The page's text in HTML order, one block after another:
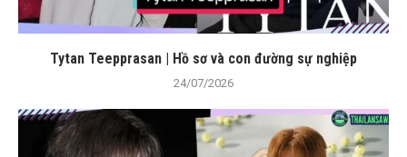
Tytan Teepprasan | Hồ sơ và con đường sự nghiệp
24/07/2026